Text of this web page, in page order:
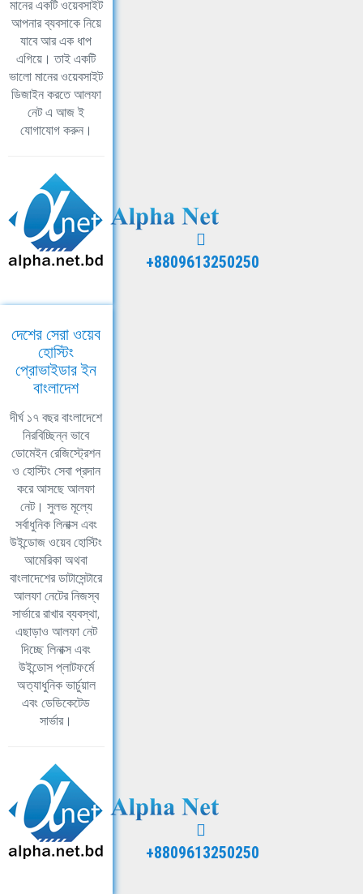
মানের একটি ওয়েবসাইট
আপনার ব্যবসাকে নিয়ে
যাবে আর এক ধাপ
এগিয়ে। তাই একটি
ভালো মানের ওয়েবসাইট
ডিজাইন করতে আলফা
নেট এ আজ ই
যোগাযোগ করুন।
+8809613250250
দেশের সেরা ওয়েব
হোস্টিং
প্রোভাইডার ইন
বাংলাদেশ
দীর্ঘ ১৭ বছর বাংলাদেশে
নিরবিচ্ছিন্ন ভাবে
ডোমেইন রেজিস্ট্রেশন
ও হোস্টিং সেবা প্রদান
করে আসছে আলফা
নেট। সুলভ মূল্যে
সর্বাধুনিক লিনাক্স এবং
উইন্ডোজ ওয়েব হোস্টিং
আমেরিকা অথবা
বাংলাদেশের ডাটাসেন্টারে
আলফা নেটের নিজস্ব
সার্ভারে রাখার ব্যবস্থা,
এছাড়াও আলফা নেট
দিচ্ছে লিনাক্স এবং
উইন্ডোস প্লাটফর্মে
অত্যাধুনিক ভার্চুয়াল
এবং ডেডিকেটেড
সার্ভার।
+8809613250250